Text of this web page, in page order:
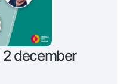
2 december